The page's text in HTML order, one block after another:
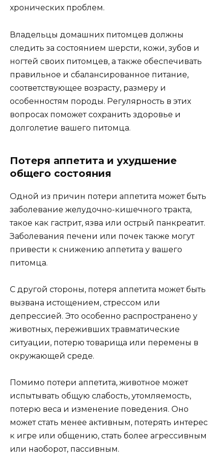
хронических проблем.
Владельцы домашних питомцев должны
следить за состоянием шерсти, кожи, зубов и
ногтей своих питомцев, а также обеспечивать
правильное и сбалансированное питание,
соответствующее возрасту, размеру и
особенностям породы. Регулярность в этих
вопросах поможет сохранить здоровье и
долголетие вашего питомца.
Потеря аппетита и ухудшение
общего состояния
Одной из причин потери аппетита может быть
заболевание желудочно-кишечного тракта,
такое как гастрит, язва или острый панкреатит.
Заболевания печени или почек также могут
привести к снижению аппетита у вашего
питомца.
С другой стороны, потеря аппетита может быть
вызвана истощением, стрессом или
депрессией. Это особенно распространено у
животных, переживших травматические
ситуации, потерю товарища или перемены в
окружающей среде.
Помимо потери аппетита, животное может
испытывать общую слабость, утомляемость,
потерю веса и изменение поведения. Оно
может стать менее активным, потерять интерес
к игре или общению, стать более агрессивным
или наоборот, пассивным.